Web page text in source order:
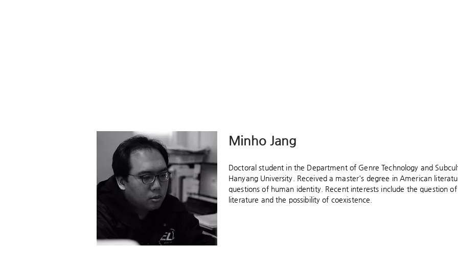
Minho Jang
Doctoral student in the Department of Genre Technology and
Hanyang University. Received a master's degree in American
questions of human identity. Recent interests include the question
literature and the possibility of coexistence.